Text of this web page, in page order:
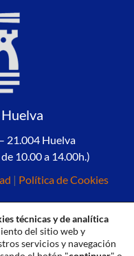
21.004 Huelva
10.00 a 14.00h.)
| Política de Cookies
técnicas y de analítica
del sitio web y
servicios y navegación